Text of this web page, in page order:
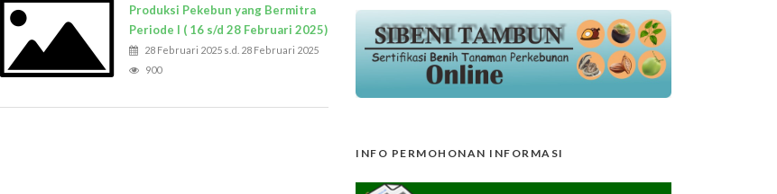
Produksi Pekebun yang Bermitra
Periode I ( 16 s/d 28 Februari 2025)
28 Februari 2025 s.d. 28 Februari 2025
900
INFO PERMOHONAN INFORMASI